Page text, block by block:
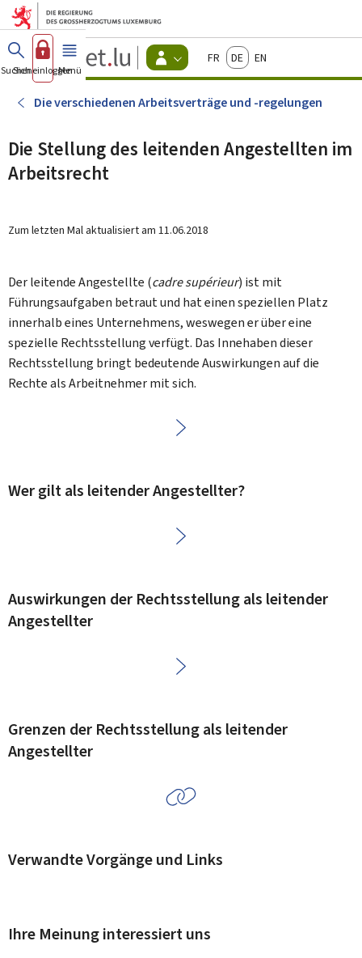
Zum Hauptmenü
Zum Inhalt
Guichet.lu
Changer
d'espace
-
Menu
actif
FrançaisDeutschEnglish
Suchen
Sich einloggen
Menü Haupt-
Die verschiedenen Arbeitsverträge und -regelungen
Die Stellung des leitenden Angestellten im
Arbeitsrecht
Zum letzten Mal aktualisiert am 11.06.2018
Der leitende Angestellte (cadre supérieur) ist mit
Führungsaufgaben betraut und hat einen speziellen Platz
innerhalb eines Unternehmens, weswegen er über eine
spezielle Rechtsstellung verfügt. Das Innehaben dieser
Rechtsstellung bringt bedeutende Auswirkungen auf die
Rechte als Arbeitnehmer mit sich.
Wer gilt als leitender Angestellter?
Auswirkungen der Rechtsstellung als leitender
Angestellter
Grenzen der Rechtsstellung als leitender
Angestellter
Verwandte Vorgänge und Links
Ihre Meinung interessiert uns